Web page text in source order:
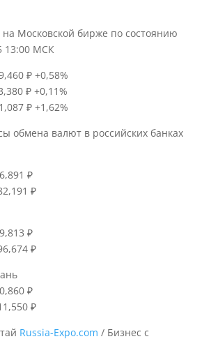
Московской бирже по состоянию
13:00 МСК
₽ +0,58%
₽ +0,11%
₽ +1,62%
обмена валют в российских банках
₽
₽
₽
₽
₽
₽
Russia-Expo.com / Бизнес с